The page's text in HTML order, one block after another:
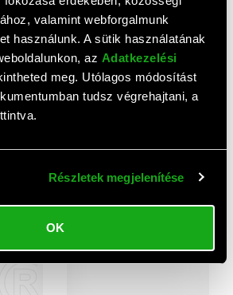
valamint webforgalmunk
használunk. A sütik használatának
az Adatkezelési
meg. Utólagos módosítást
tudsz végrehajtani, a
Részletek megjelenítése
OK
(USB,
LG GP57EW40 DVD-író (USB,
fehér, BOX, slim)